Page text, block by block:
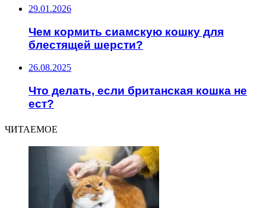
29.01.2026
Чем кормить сиамскую кошку для
блестящей шерсти?
26.08.2025
Что делать, если британская кошка не
ест?
ЧИТАЕМОЕ